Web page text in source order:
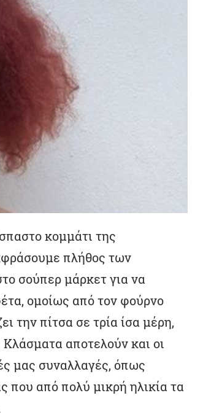
κομμάτι της
πλήθος των
σούπερ μάρκετ για να
ομοίως από τον φούρνο
την πίτσα σε τρία ίσα μέρη,
Κλάσματα αποτελούν και οι
μας συναλλαγές, όπως
που από πολύ μικρή ηλικία τα